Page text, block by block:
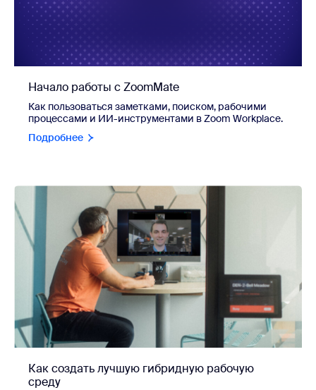
Начало работы с ZoomMate
Как пользоваться заметками, поиском, рабочими
процессами и ИИ-инструментами в Zoom Workplace.
Подробнее
Как создать лучшую гибридную рабочую
среду